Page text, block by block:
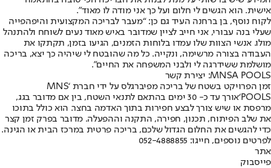
אישית. הוא הגשים לי חלום ועל כך אני מודה לו מאוד”.
לקוח נוסף, בן ברחנה העיד גם כן: “מעבר לבריכה המקצועית והיפהפייה
שעלי בנה עבורי, אני חייב לציין שמדובר באיש מאוד נעים לשוחח ולהתנהל
מולו. אנשי הצוות שלו עמדו בלוחות הזמנים, הגיעו בזמן, תקתקו את
העבודה בצורה מרשימה, ונקייה. כל מה שהובטח לי שיהיה כך יצא, בריכה
מושלמת ששידרגה לי ולבני המשפחה את החיים”.
MNSA POOLS: יצירת קשר
זמן הפרויקט בשטח של בריכה מפיברגלס על ידי חברת ‘MNS
POOLS
‘
אורך עד כ- 30 ימים בהתאם לתנאי השטח, בין אם מדובר בגג,
מרפסת או שיש צורך לבצע חפירות בתוך האדמה בחצר. הוא כולל בתוכו
את שלב הפיתוח, תכנון, חפירה, התקנה וההפעלה. מדובר בפרק זמן קצר
כדי להגשים את החלום הגדול שלכם, בריכה פרטית במרכז הבית או הגינה.
לפרטים נוספים, חייגו: 052-4888855
אתר
פייסבוק